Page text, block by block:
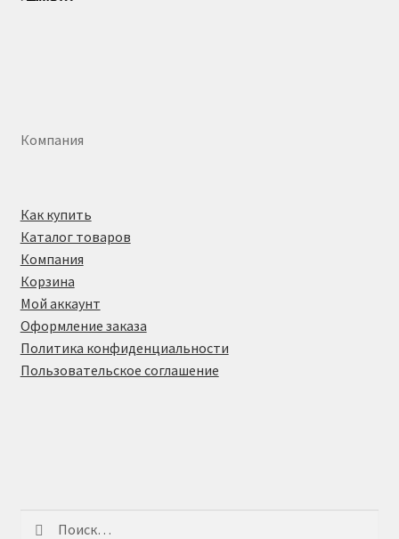
Компания
Как купить
Каталог товаров
Компания
Корзина
Мой аккаунт
Оформление заказа
Политика конфиденциальности
Пользовательское соглашение